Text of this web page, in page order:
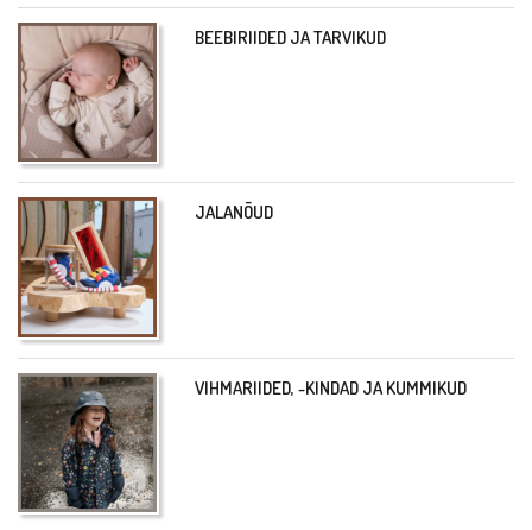
BEEBIRIIDED JA TARVIKUD
JALANÕUD
VIHMARIIDED, -KINDAD JA KUMMIKUD